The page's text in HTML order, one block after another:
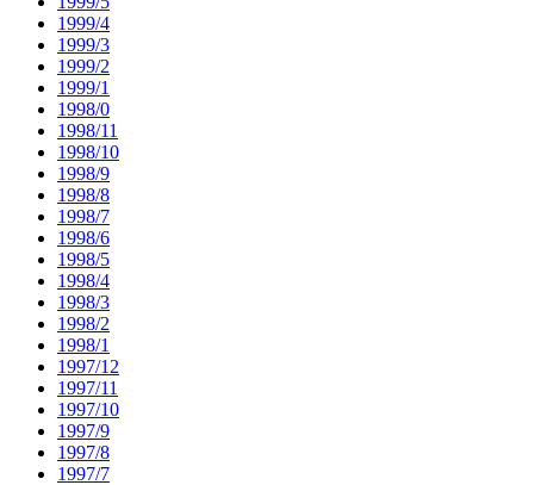
1999/4
1999/3
1999/2
1999/1
1998/0
1998/11
1998/10
1998/9
1998/8
1998/7
1998/6
1998/5
1998/4
1998/3
1998/2
1998/1
1997/12
1997/11
1997/10
1997/9
1997/8
1997/7